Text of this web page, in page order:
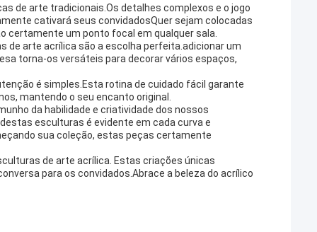
de arte tradicionais.Os detalhes complexos e o jogo
cativará seus convidadosQuer sejam colocadas
certamente um ponto focal em qualquer sala.
de arte acrílica são a escolha perfeita.adicionar um
torna-os versáteis para decorar vários espaços,
é simples.Esta rotina de cuidado fácil garante
mantendo o seu encanto original.
da habilidade e criatividade dos nossos
esculturas é evidente em cada curva e
sua coleção, estas peças certamente
de arte acrílica. Estas criações únicas
para os convidados.Abrace a beleza do acrílico